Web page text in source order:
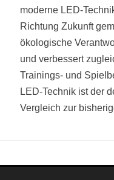
moderne LED-
Richtung Zukunft
ökologische
und verbessert
Trainings- und
LED-Technik ist der
Vergleich zur